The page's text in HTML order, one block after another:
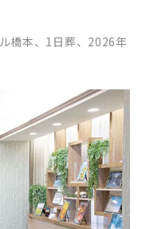
橋本、1日葬、2026年